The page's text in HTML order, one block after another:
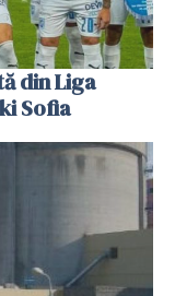
din Liga
Sofia